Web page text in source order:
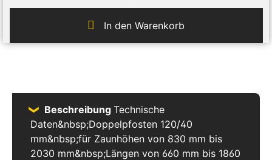
In den Warenkorb
Beschreibung Technische
Daten&nbsp;Doppelpfosten 120/40
mm&nbsp;für Zaunhöhen von 830 mm bis
2030 mm&nbsp;Längen von 660 mm bis 1860